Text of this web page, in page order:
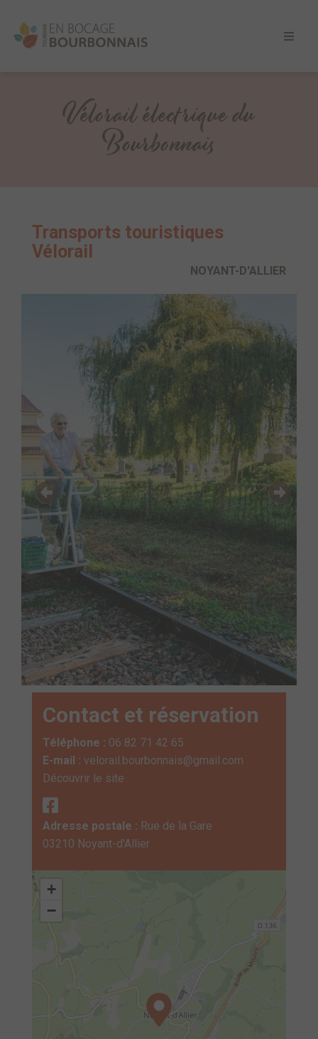
Vélorail électrique du
Bourbonnais
Transports touristiques
Vélorail
NOYANT-D'ALLIER
Contact et réservation
Téléphone : 06 82 71 42 65
E-mail : velorail.bourbonnais@gmail.com
Découvrir le site
Adresse postale : Rue de la Gare
03210 Noyant-d'Allier
+
−